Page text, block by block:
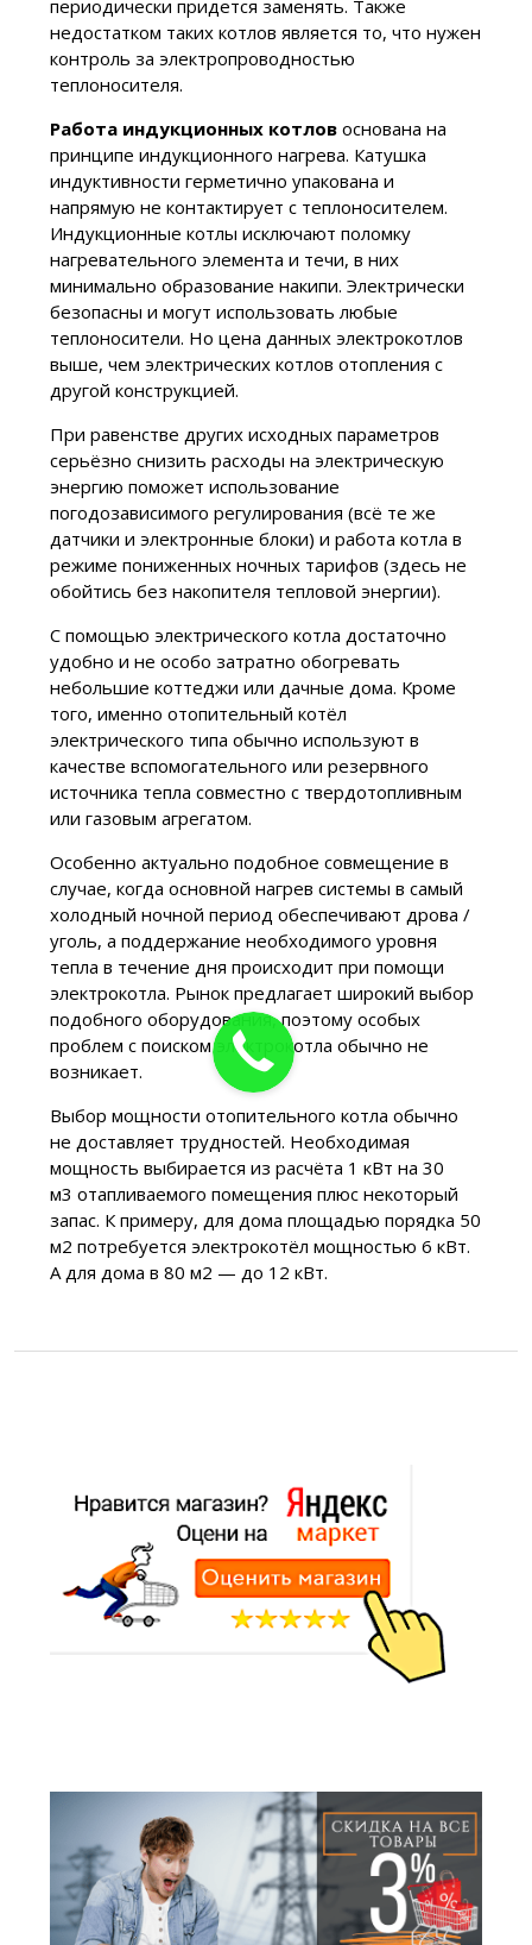
периодически придется заменять. Также
недостатком таких котлов является то, что нужен
контроль за электропроводностью
теплоносителя.
Работа индукционных котловоснована на
принципе индукционного нагрева. Катушка
индуктивности герметично упакована и
напрямую не контактирует с теплоносителем.
Индукционные котлы исключают поломку
нагревательного элемента и течи, в них
минимально образование накипи. Электрически
безопасны и могут использовать любые
теплоносители. Но цена данных электрокотлов
выше, чем электрических котлов отопления с
другой конструкцией.
При равенстве других исходных параметров
серьёзно снизить расходы на электрическую
энергию поможет использование
погодозависимого регулирования (всё те же
датчики и электронные блоки) и работа котла в
режиме пониженных ночных тарифов (здесь не
обойтись без накопителя тепловой энергии).
С помощью электрического котла достаточно
удобно и не особо затратно обогревать
небольшие коттеджи или дачные дома. Кроме
того, именно отопительный котёл
электрического типа обычно используют в
качестве вспомогательного или резервного
источника тепла совместно с твердотопливным
или газовым агрегатом.
Особенно актуально подобное совмещение в
случае, когда основной нагрев системы в самый
холодный ночной период обеспечивают дрова /
уголь, а поддержание необходимого уровня
тепла в течение дня происходит при помощи
электрокотла. Рынок предлагает широкий выбор
подобного оборудования, поэтому особых
проблем с поиском электрокотла обычно не
возникает.
Выбор мощности отопительного котла обычно
не доставляет трудностей. Необходимая
мощность выбирается из расчёта 1 кВт на 30
м3 отапливаемого помещения плюс некоторый
запас. К примеру, для дома площадью порядка 50
м2 потребуется электрокотёл мощностью 6 кВт.
А для дома в 80 м2 — до 12 кВт.